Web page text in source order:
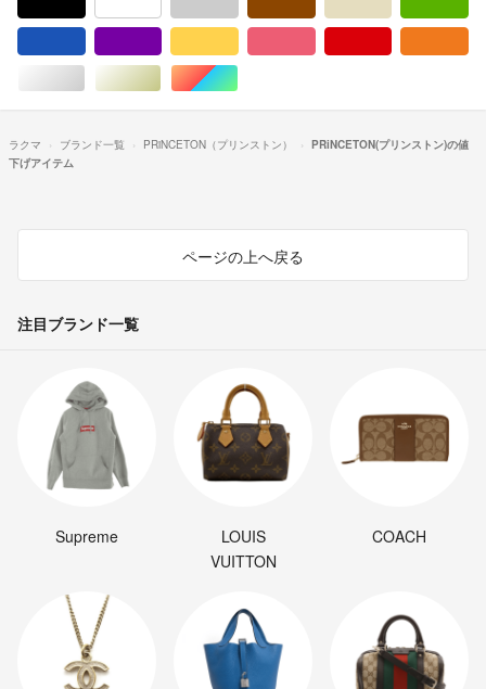
シルバー/銀色系ゴールド/金色系マルチカラー
ラクマ ブランド一覧 PRiNCETON（プリンストン）
PRiNCETON(プリンストン)の値
下げアイテム
ページの上へ戻る
注目ブランド一覧
Supreme
LOUIS
VUITTON
COACH